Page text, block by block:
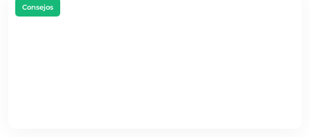
Consejos